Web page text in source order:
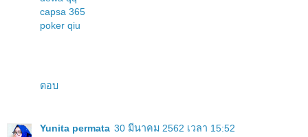
capsa 365
poker qiu
ตอบ
Yunita permata 30 มีนาคม 2562 เวลา 15:52